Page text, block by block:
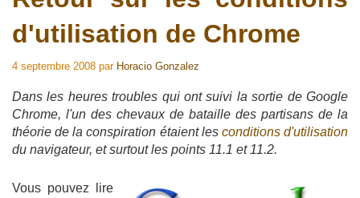
d'utilisation de Chrome
4 septembre 2008 par Horacio Gonzalez
Dans les heures troubles qui ont suivi la sortie de Google
Chrome, l'un des chevaux de bataille des partisans de la
théorie de la conspiration étaient les conditions d'utilisation
du navigateur, et surtout les points 11.1 et 11.2.
Vous pouvez lire